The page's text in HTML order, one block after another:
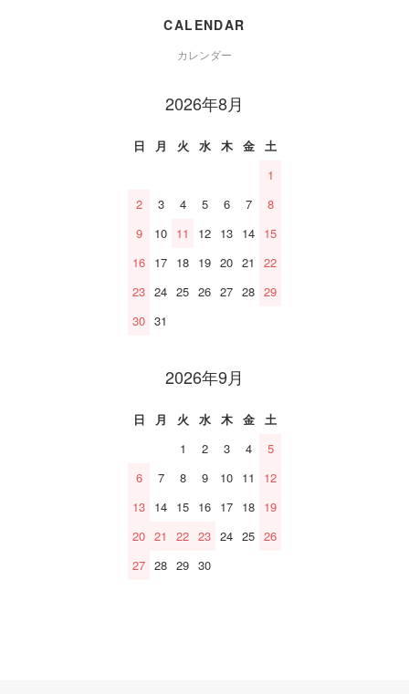
CALENDAR
カレンダー
2026年8月
日 月 火 水 木 金
土
1
2
3 4 5 6 7
8
9
10 11 12 13 14 15
16 17 18 19 20 21
22
23 24 25 26 27 28 29
30 31
2026年9月
日 月 火 水 木 金
土
1
2 3 4
5
6
7 8 9 10 11
12
13 14 15 16 17 18 19
20 21 22 23 24 25 26
27 28 29 30